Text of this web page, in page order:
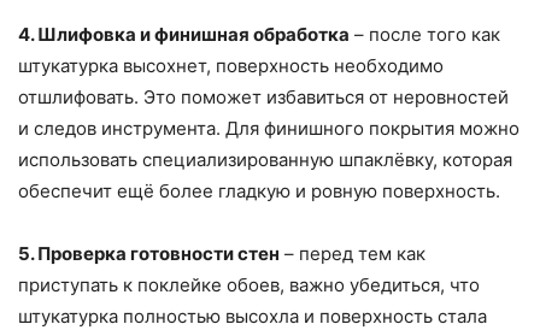
4. Шлифовка и финишная обработка – после того как
штукатурка высохнет, поверхность необходимо
отшлифовать. Это поможет избавиться от неровностей
и следов инструмента. Для финишного покрытия можно
использовать специализированную шпаклёвку, которая
обеспечит ещё более гладкую и ровную поверхность.
5. Проверка готовности стен – перед тем как
приступать к поклейке обоев, важно убедиться, что
штукатурка полностью высохла и поверхность стала